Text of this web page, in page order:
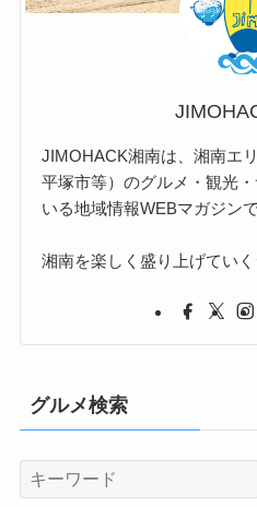
JIMOHACK湘南は、湘南エ
平塚市等）のグルメ・観光
いる地域情報WEBマガジンで
湘南を楽しく盛り上げていく
グルメ検索